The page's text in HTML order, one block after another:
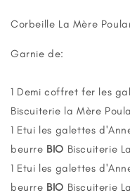
Corbeille La Mère
Garnie de:
1 Demi coffret fer les
Biscuiterie la Mère
1 Etui les galettes
beurre BIO Biscuiterie
1 Etui les galettes
beurre BIO Biscuiterie